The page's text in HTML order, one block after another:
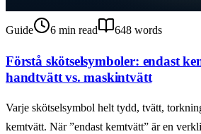
Guide 6 min read 648 words
Förstå skötselsymboler: endast
handtvätt vs. maskintvätt
Varje skötselsymbol helt tydd, tvätt,
kemtvätt. När ”endast kemtvätt” är en